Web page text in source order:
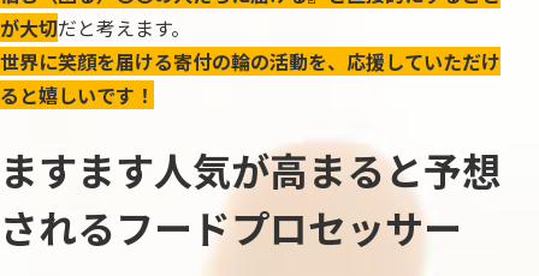
が大切だと考えます。
世界に笑顔を届ける寄付の輪の活動を、応援していただけ
ると嬉しいです！
ますます人気が高まると予想
されるフードプロセッサー